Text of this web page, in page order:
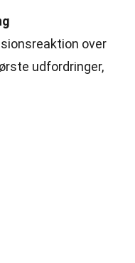
over
udfordringer,